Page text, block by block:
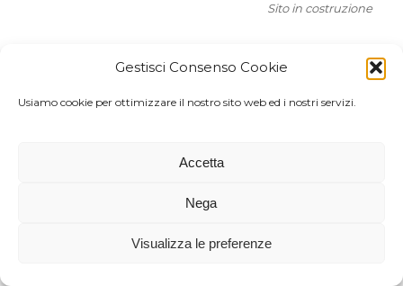
Gestisci Consenso Cookie
Usiamo cookie per ottimizzare il nostro sito web ed i nostri servizi.
Accetta
Nega
Visualizza le preferenze
Sito in costruzione